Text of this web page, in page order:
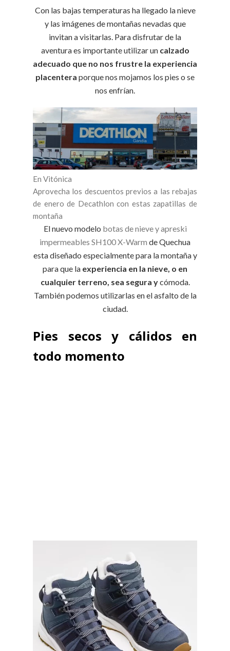
Con las bajas temperaturas ha llegado la nieve
y las imágenes de montañas nevadas que
invitan a visitarlas. Para disfrutar de la
aventura es importante utilizar un calzado
adecuado que no nos frustre la experiencia
placentera porque nos mojamos los pies o se
nos enfrían.
En Vitónica
Aprovecha los descuentos previos a las rebajas
de enero de Decathlon con estas zapatillas de
montaña
El nuevo modelo botas de nieve y apreski
impermeables SH100 X-Warm de Quechua
esta diseñado especialmente para la montaña y
para que la experiencia en la nieve, o en
cualquier terreno, sea segura ycómoda.
También podemos utilizarlas en el asfalto de la
ciudad.
Pies secos y cálidos en
todo momento